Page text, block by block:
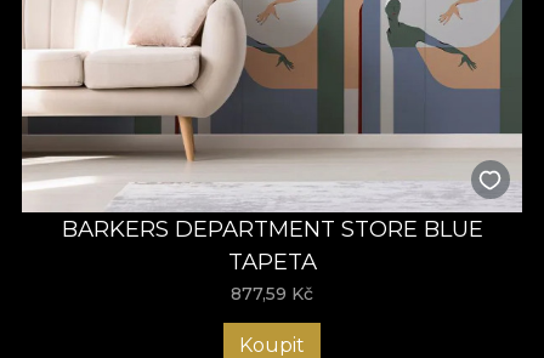
BARKERS DEPARTMENT STORE BLUE
TAPETA
877,59 Kč
Koupit